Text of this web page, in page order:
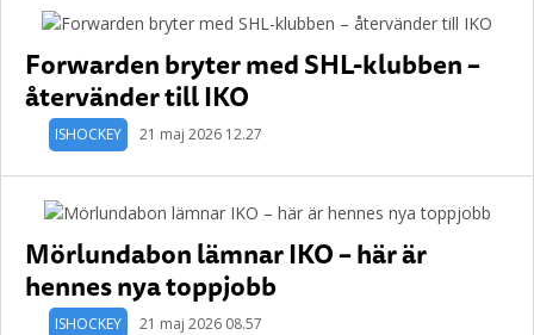
Forwarden bryter med SHL-klubben –
återvänder till IKO
ISHOCKEY 21 maj 2026 12.27
Mörlundabon lämnar IKO – här är
hennes nya toppjobb
ISHOCKEY 21 maj 2026 08.57